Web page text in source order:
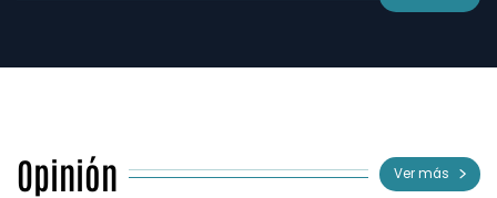
Opinión Ver más